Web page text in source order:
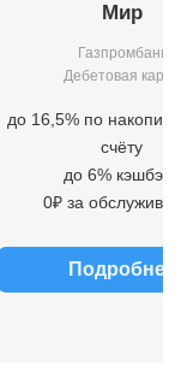
Мир
Газпромбанк
Дебетовая карта
до 16,5% по
счёту
до 6% кэшбэка
0₽ за
Подробнее